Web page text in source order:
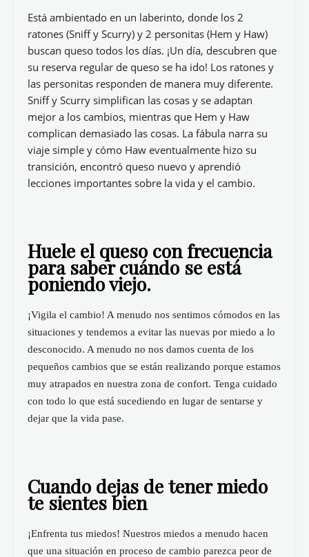
Está ambientado en un laberinto, donde los 2
ratones (Sniff y Scurry) y 2 personitas (Hem y Haw)
buscan queso todos los días. ¡Un día, descubren que
su reserva regular de queso se ha ido! Los ratones y
las personitas responden de manera muy diferente.
Sniff y Scurry simplifican las cosas y se adaptan
mejor a los cambios, mientras que Hem y Haw
complican demasiado las cosas. La fábula narra su
viaje simple y cómo Haw eventualmente hizo su
transición, encontró queso nuevo y aprendió
lecciones importantes sobre la vida y el cambio.
Huele el queso con frecuencia
para saber cuándo se está
poniendo viejo.
¡Vigila el cambio! A menudo nos sentimos cómodos en las
situaciones y tendemos a evitar las nuevas por miedo a lo
desconocido. A menudo no nos damos cuenta de los
pequeños cambios que se están realizando porque estamos
muy atrapados en nuestra zona de confort. Tenga cuidado
con todo lo que está sucediendo en lugar de sentarse y
dejar que la vida pase.
Cuando dejas de tener miedo
te sientes bien
¡Enfrenta tus miedos! Nuestros miedos a menudo hacen
que una situación en proceso de cambio parezca peor de